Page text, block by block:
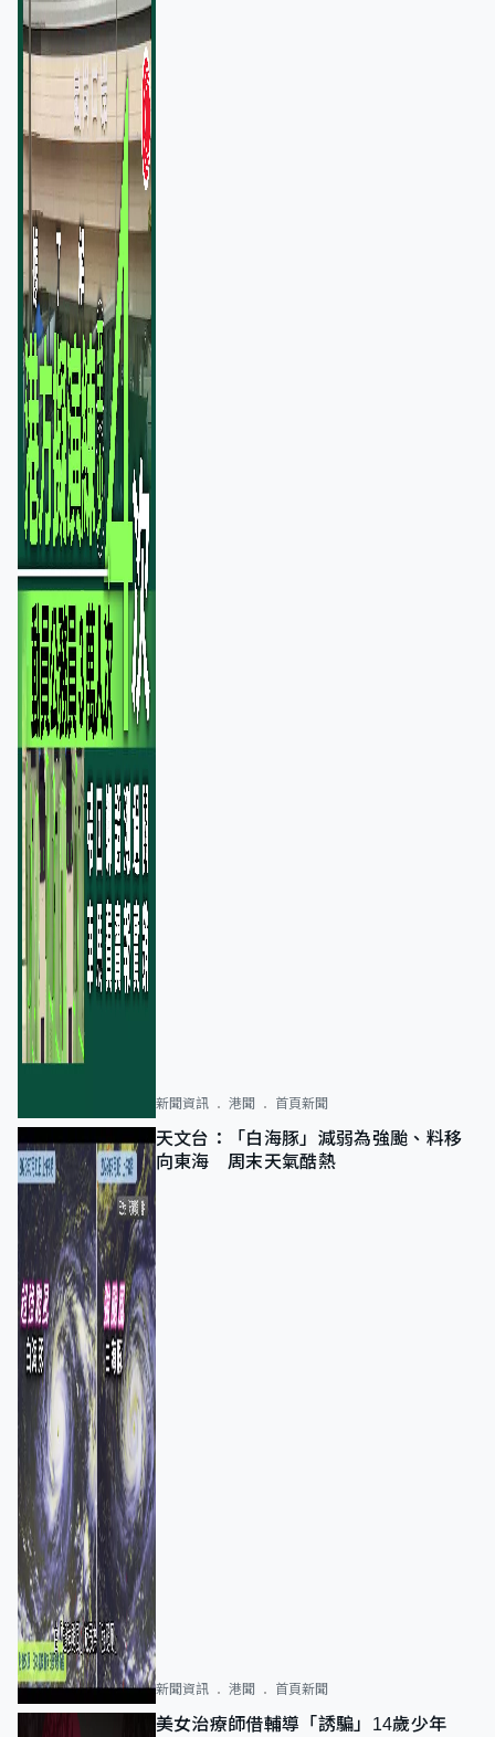
新聞資訊 港聞 首頁新聞
天文台：「白海豚」減弱為強颱、料移
向東海 周末天氣酷熱
新聞資訊 港聞 首頁新聞
美女治療師借輔導「誘騙」14歲少年